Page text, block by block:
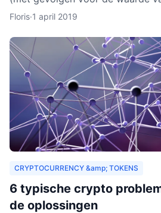
cryptocurrencies anders. Hoe
Floris·1 april 2019
CRYPTOCURRENCY &amp; TOKENS
6 typische crypto
de oplossingen